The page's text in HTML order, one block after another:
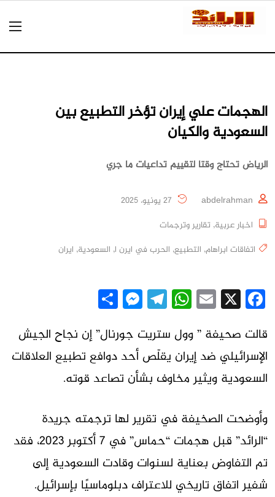
الهجمات علي إيران تؤخر التطبيع بين
السعودية والكيان
الرياض تحتاج وقتا لتقييم تداعيات ما جري
abdelrahman
اخبار عربية, تقارير وترجمات
اتفاقات ابراهام, التطبيع, الحرب في ايرن ا, السعودية, ايران
Facebook
X
Email
WhatsApp
Telegram
Messenger
قالت صحيفة ” وول ستريت جورنال” إن نجاح الجيش
الإسرائيلي ضد إيران يقلّص أحد دوافع تطبيع العلاقات
السعودية ويثير مخاوف بشأن تصاعد قوته.
وأوضحت الصخيفة في تقرير لها ترجمته جريدة
“الرائد” قبل هجمات “حماس” في 7 أكتوبر 2023، فقد
تم التفاوض بعناية لسنوات وقادت السعودية إلى
شفير اتفاق تاريخي للاعتراف دبلوماسيًا بإسرائيل.